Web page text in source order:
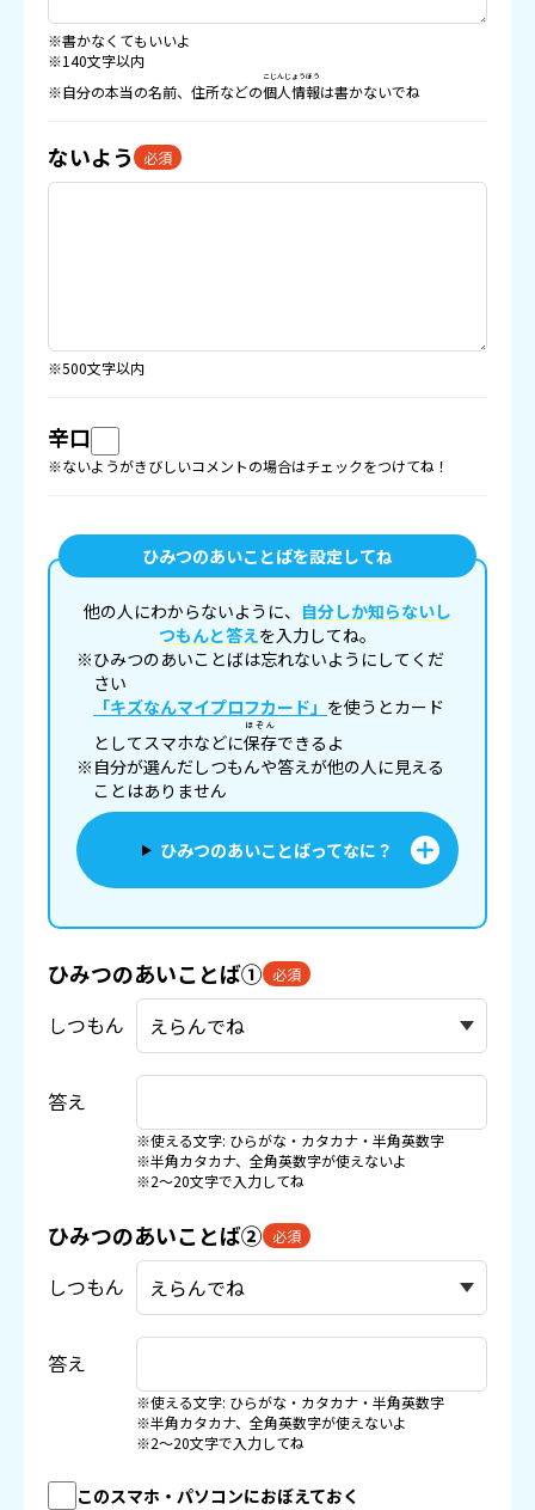
※書かなくてもいいよ
※140文字以内
※自分の本当の名前、住所などの個人情報
こじんじょうほう
は書かないでね
ないよう 必須
※500文字以内
辛口
※ないようがきびしいコメントの場合はチェックをつけてね！
ひみつのあいことばを設定してね
他の人にわからないように、 自分しか知らないし
つもんと答えを入力してね。
※ひみつのあいことばは忘れないようにしてくだ
さい
「キズなんマイプロフカード」 を使うとカード
としてスマホなどに保存
ほぞん
できるよ
※自分が選んだしつもんや答えが他の人に見える
ことはありません
ひみつのあいことばってなに？
ひみつのあいことば① 必須
しつもん
答え
※使える文字: ひらがな・カタカナ・半角英数字
※半角カタカナ、全角英数字が使えないよ
※2〜20文字で入力してね
ひみつのあいことば② 必須
しつもん
答え
※使える文字: ひらがな・カタカナ・半角英数字
※半角カタカナ、全角英数字が使えないよ
※2〜20文字で入力してね
このスマホ・パソコンにおぼえておく